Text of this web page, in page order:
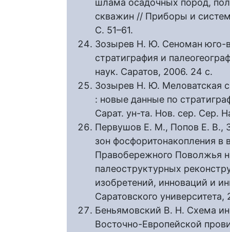
шлама осадочных пород,
скважин // Приборы и
С. 51–61.
Зозырев Н. Ю. Сеноман юго-
стратиграфия и
наук. Саратов, 2006. 24 с.
Зозырев Н. Ю. Меловатская
: новые данные по
Сарат. ун-та. Нов. сер. Сер.
Первушов Е. М., Попов Е. В.,
зон фосфоритонакопления
Правобережного Поволжья
палеоструктурных
изобретений, инноваций и
Саратовского университета,
Беньямовский В. Н. Схема
Восточно-Европейской